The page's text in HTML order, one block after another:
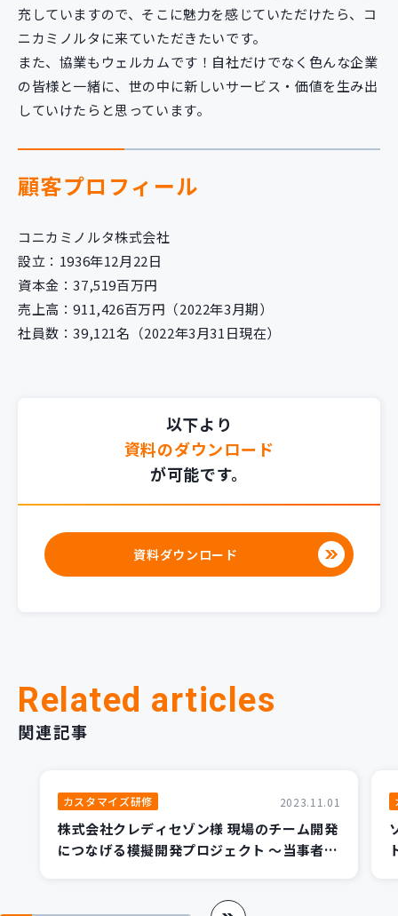
充していますので、そこに魅力を感じていただけたら、コ
ニカミノルタに来ていただきたいです。
また、協業もウェルカムです！自社だけでなく色んな企業
の皆様と一緒に、世の中に新しいサービス・価値を生み出
していけたらと思っています。
顧客プロフィール
コニカミノルタ株式会社
設立：1936年12月22日
資本金：37,519百万円
売上高：911,426百万円（2022年3月期）
社員数：39,121名（2022年3月31日現在）
以下より
資料のダウンロード
が可能です。
資料ダウンロード
Related articles
関連記事
カスタマイズ研修 2023.11.01
株式会社クレディセゾン様 現場のチーム開発
につなげる模擬開発プロジェクト ～当事者意